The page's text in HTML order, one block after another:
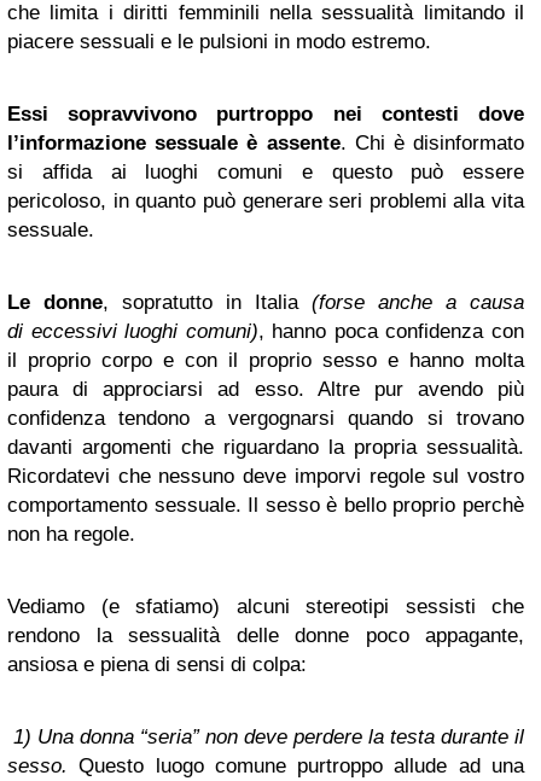
che limita i diritti femminili nella sessualità limitando il
piacere sessuali e le pulsioni in modo estremo.
Essi sopravvivono purtroppo nei contesti dove
l’informazione sessuale è assente. Chi è disinformato
si affida ai luoghi comuni e questo può essere
pericoloso, in quanto può generare seri problemi alla vita
sessuale.
Le donne, sopratutto in Italia (forse anche a causa
di eccessivi luoghi comuni), hanno poca confidenza con
il proprio corpo e con il proprio sesso e hanno molta
paura di approciarsi ad esso. Altre pur avendo più
confidenza tendono a vergognarsi quando si trovano
davanti argomenti che riguardano la propria sessualità.
Ricordatevi che nessuno deve imporvi regole sul vostro
comportamento sessuale. Il sesso è bello proprio perchè
non ha regole.
Vediamo (e sfatiamo) alcuni stereotipi sessisti che
rendono la sessualità delle donne poco appagante,
ansiosa e piena di sensi di colpa:
1) Una donna “seria” non deve perdere la testa durante il
sesso. Questo luogo comune purtroppo allude ad una